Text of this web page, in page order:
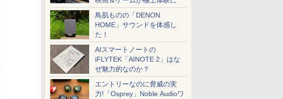
鳥肌ものの「DENON
HOME」サウンドを体感し
た！
AIスマートノートの
iFLYTEK「AINOTE 2」はな
ぜ魅力的なのか？
エントリーなのに脅威の実
力!「Osprey」Noble Audioワ